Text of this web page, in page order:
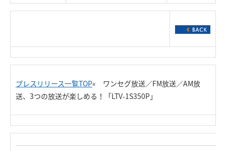
プレスリリース一覧TOP« ワンセグ放送／FM放送／AM放
送、3つの放送が楽しめる！「LTV-1S350P」